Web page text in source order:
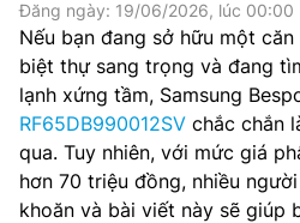
Đăng ngày: 19/06/2026, lúc 00:00
Nếu bạn đang sở hữu một
biệt thự sang trọng và đang
lạnh xứng tầm, Samsung
RF65DB990012SV chắc chắn
qua. Tuy nhiên, với mức giá
hơn 70 triệu đồng, nhiều
khoăn và bài viết này sẽ giúp